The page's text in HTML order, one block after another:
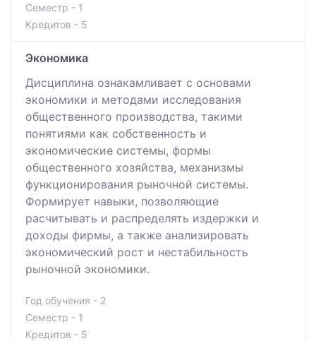
Семестр - 1
Кредитов - 5
Экономика
Дисциплина ознакамливает с основами
экономики и методами исследования
общественного производства, такими
понятиями как собственность и
экономические системы, формы
общественного хозяйства, механизмы
функционирования рыночной системы.
Формирует навыки, позволяющие
расчитывать и распределять издержки и
доходы фирмы, а также анализировать
экономический рост и нестабильность
рыночной экономики.
Год обучения - 2
Семестр - 1
Кредитов - 5